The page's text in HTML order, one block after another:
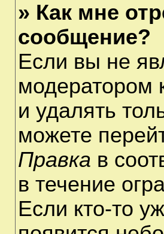
» Как мне
сообщение?
Если вы не
модератором
и удалять
можете
Правка в
в течение
Если кто-то